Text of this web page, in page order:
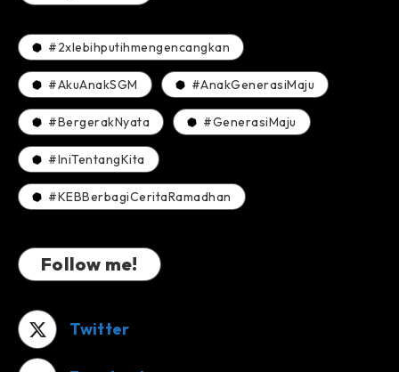
#2xlebihputihmengencangkan
#AkuAnakSGM #AnakGenerasiMaju
#BergerakNyata #GenerasiMaju
#IniTentangKita
#KEBBerbagiCeritaRamadhan
Follow me!
Twitter